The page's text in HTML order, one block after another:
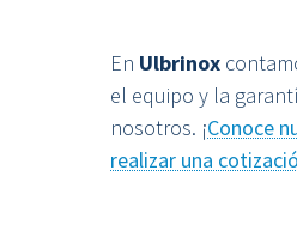
En Ulbrinox
el equipo y la
nosotros. ¡Conoce
realizar una